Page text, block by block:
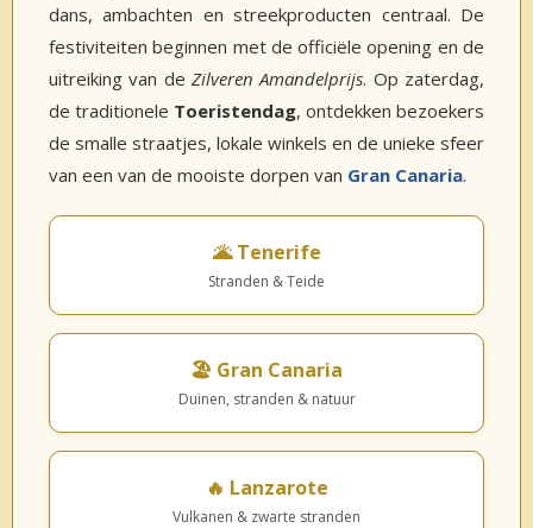
dans, ambachten en streekproducten centraal. De
festiviteiten beginnen met de officiële opening en de
uitreiking van de Zilveren Amandelprijs. Op zaterdag,
de traditionele Toeristendag, ontdekken bezoekers
de smalle straatjes, lokale winkels en de unieke sfeer
van een van de mooiste dorpen van Gran Canaria.
🌋 Tenerife
Stranden & Teide
🏖️ Gran Canaria
Duinen, stranden & natuur
🔥 Lanzarote
Vulkanen & zwarte stranden